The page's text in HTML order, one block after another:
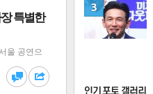
특별한
울 공연으